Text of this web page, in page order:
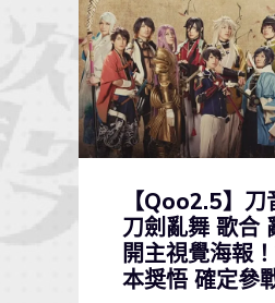
【Qoo2.5】
刀劍亂舞 歌合
開主視覺海報
本奨悟 確定參